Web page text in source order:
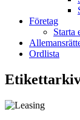
Företag
Starta
Ordlista